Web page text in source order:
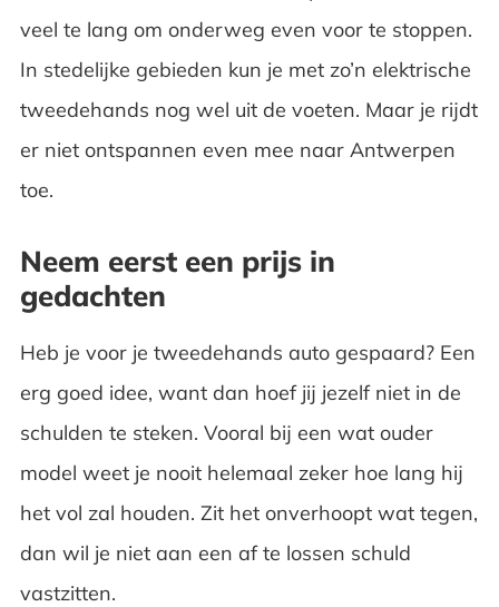
veel te lang om onderweg even voor te stoppen.
In stedelijke gebieden kun je met zo’n elektrische
tweedehands nog wel uit de voeten. Maar je rijdt
er niet ontspannen even mee naar Antwerpen
toe.
Neem eerst een prijs in
gedachten
Heb je voor je tweedehands auto gespaard? Een
erg goed idee, want dan hoef jij jezelf niet in de
schulden te steken. Vooral bij een wat ouder
model weet je nooit helemaal zeker hoe lang hij
het vol zal houden. Zit het onverhoopt wat tegen,
dan wil je niet aan een af te lossen schuld
vastzitten.